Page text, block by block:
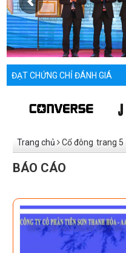
ĐẠT CHỨNG CHỈ ĐÁNH GIÁ
Trang chủ Cổ đông trang 5
BÁO CÁO